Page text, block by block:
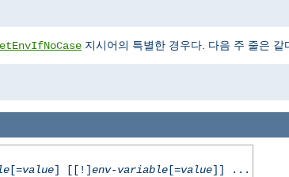
지시어의 특별한 경우다. 다음 주 줄은 같
[=value] [[!]env-variable[=value]] ...